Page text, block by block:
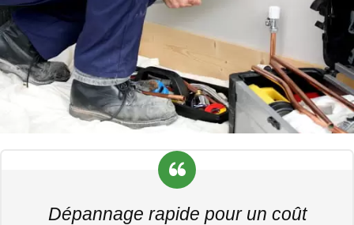
Dépannage rapide pour un coût